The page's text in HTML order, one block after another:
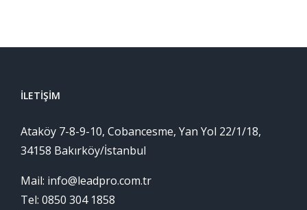
İLETIŞIM
Ataköy 7-8-9-10, Cobancesme, Yan Yol 22/1/18,
34158 Bakırköy/İstanbul
Mail: info@leadpro.com.tr
Tel: 0850 304 1858